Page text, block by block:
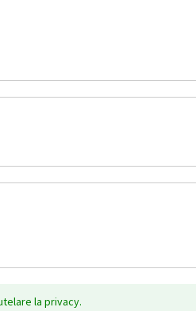
la privacy.